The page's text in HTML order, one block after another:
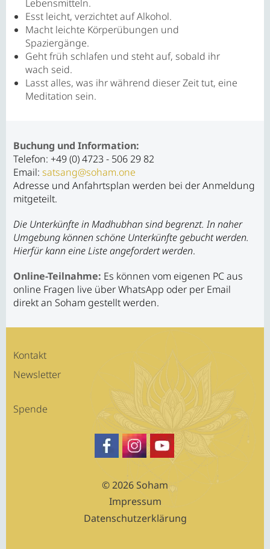
Lebensmitteln.
Esst leicht, verzichtet auf Alkohol.
Macht leichte Körperübungen und
Spaziergänge.
Geht früh schlafen und steht auf, sobald ihr
wach seid.
Lasst alles, was ihr während dieser Zeit tut, eine
Meditation sein.
Buchung und Information:
Telefon: +49 (0) 4723 - 506 29 82
Email: satsang@soham.one
Adresse und Anfahrtsplan werden bei der Anmeldung
mitgeteilt.
Die Unterkünfte in Madhubhan sind begrenzt. In naher
Umgebung können schöne Unterkünfte gebucht werden.
Hierfür kann eine Liste angefordert werden.
Online-Teilnahme: Es können vom eigenen PC aus
online Fragen live über WhatsApp oder per Email
direkt an Soham gestellt werden.
Kontakt
Newsletter
Spende
© 2026 Soham
Impressum
Datenschutzerklärung